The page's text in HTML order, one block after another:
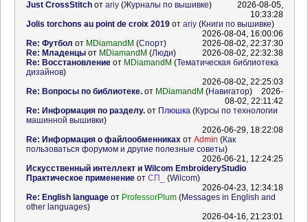
Just CrossStitchот ariy(Журналы по вышивке)
2026-08-05,
10:33:28
Jolis torchons au point de croix 2019от ariy(Книги по вышивке)
2026-08-04, 16:00:06
Re: Футбол от MDiamandM (Спорт)
2026-08-02, 22:37:30
Re: Младенцыот MDiamandM (Люди)
2026-08-02, 22:32:38
Re: Восстановлениеот MDiamandM (Тематическая библиотека
дизайнов)
2026-08-02, 22:25:03
Re: Вопросы по библиотеке.от MDiamandM (Навигатор)
2026-
08-02, 22:11:42
Re: Информация по разделу.от Плюшка (Курсы по технологии
машинной вышивки)
2026-06-29, 18:22:08
Re: Информация о файлообменникахот Admin (Как
пользоваться форумом и другие полезные советы)
2026-06-21, 12:24:25
Искусственный интеллект и Wilcom EmbroideryStudio
Практическое применениеот СП_ (Wilcom)
2026-04-23, 12:34:18
Re: English languageот ProfessorPlum(Messages in English and
other languages)
2026-04-16, 21:23:01